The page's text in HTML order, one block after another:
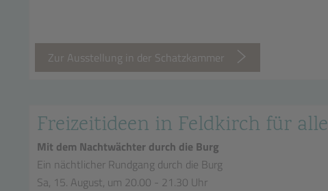
Zur Ausstellung in der Schatzkammer
Freizeitideen in Feldkirch für alle
Mit dem Nachtwächter durch die Burg
Ein nächtlicher Rundgang durch die Burg
Sa, 15. August, um 20.00 - 21.30 Uhr